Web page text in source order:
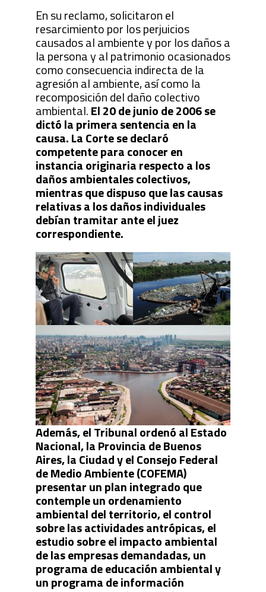
En su reclamo, solicitaron el
resarcimiento por los perjuicios
causados al ambiente y por los daños a
la persona y al patrimonio ocasionados
como consecuencia indirecta de la
agresión al ambiente, así como la
recomposición del daño colectivo
ambiental.El 20 de junio de 2006 se
dictó la primera sentencia en la
causa. La Corte se declaró
competente para conocer en
instancia originaria respecto a los
daños ambientales colectivos,
mientras que dispuso que las causas
relativas a los daños individuales
debían tramitar ante el juez
correspondiente.
Además, el Tribunal ordenó al Estado
Nacional, la Provincia de Buenos
Aires, la Ciudad y el Consejo Federal
de Medio Ambiente (COFEMA)
presentar un plan integrado que
contemple un ordenamiento
ambiental del territorio, el control
sobre las actividades antrópicas, el
estudio sobre el impacto ambiental
de las empresas demandadas, un
programa de educación ambiental y
un programa de información